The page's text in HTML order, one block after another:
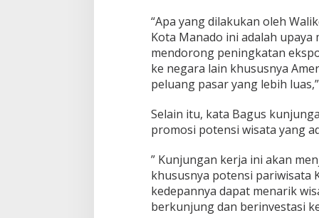
“Apa yang dilakukan oleh
Kota Manado ini adalah
mendorong peningkatan
ke negara lain khususnya
peluang pasar yang lebih
Selain itu, kata Bagus
promosi potensi wisata yang
” Kunjungan kerja ini akan
khususnya potensi pariwisata
kedepannya dapat menarik
berkunjung dan berinvestasi